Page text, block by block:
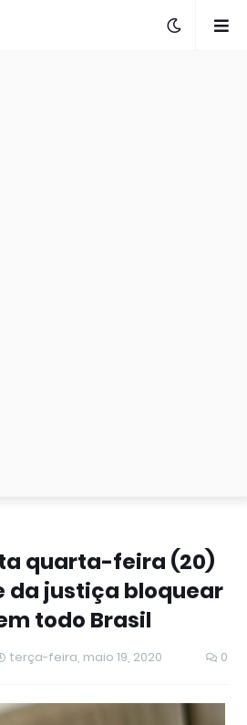
quarta-feira (20)
da justiça bloquear
todo Brasil
terça-feira, maio 19, 2020 0